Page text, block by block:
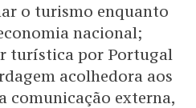
o turismo enquanto
nacional;
turística por Portugal
acolhedora aos
comunicação externa,